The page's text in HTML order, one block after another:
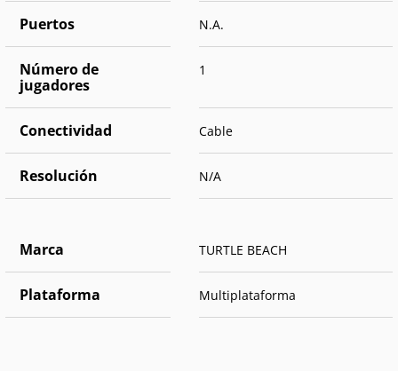
Puertos N.A.
Número de
jugadores
1
Conectividad Cable
Resolución N/A
Marca TURTLE BEACH
Plataforma Multiplataforma